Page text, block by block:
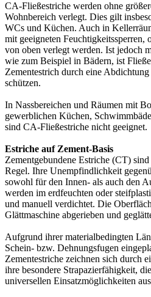
CA-Fließestriche werden ohne
Wohnbereich verlegt. Dies gilt
WCs und Küchen. Auch in
mit geeigneten Feuchtigkeitssperren,
von oben verlegt werden. Ist jedoch
wie zum Beispiel in Bädern, ist
Zementestrich durch eine
schützen.
In Nassbereichen und Räumen mit
gewerblichen Küchen,
sind CA-Fließestriche nicht geeignet.
Estriche auf Zement-Basis
Zementgebundene Estriche (CT)
Regel. Ihre Unempfindlichkeit
sowohl für den Innen- als auch den
werden im erdfeuchten oder
und manuell verdichtet. Die
Glättmaschine abgerieben und
Aufgrund ihrer materialbedingten
Schein- bzw. Dehnungsfugen
Zementestriche zeichnen sich durch
ihre besondere Strapazierfähigkeit,
universellen Einsatzmöglichkeiten